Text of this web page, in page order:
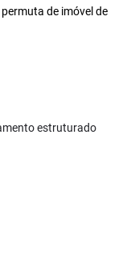
de imóvel de
estruturado